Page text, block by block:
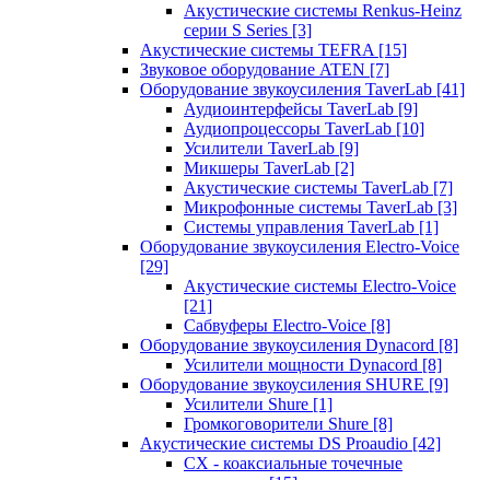
Акустические системы Renkus-Heinz
серии S Series [3]
Акустические системы TEFRA [15]
Звуковое оборудование ATEN [7]
Оборудование звукоусиления TaverLab [41]
Аудиоинтерфейсы TaverLab [9]
Аудиопроцессоры TaverLab [10]
Усилители TaverLab [9]
Микшеры TaverLab [2]
Акустические системы TaverLab [7]
Микрофонные системы TaverLab [3]
Системы управления TaverLab [1]
Оборудование звукоусиления Electro-Voice
[29]
Акустические системы Electro-Voice
[21]
Сабвуферы Electro-Voice [8]
Оборудование звукоусиления Dynacord [8]
Усилители мощности Dynacord [8]
Оборудование звукоусиления SHURE [9]
Усилители Shure [1]
Громкоговорители Shure [8]
Акустические системы DS Proaudio [42]
CX - коаксиальные точечные